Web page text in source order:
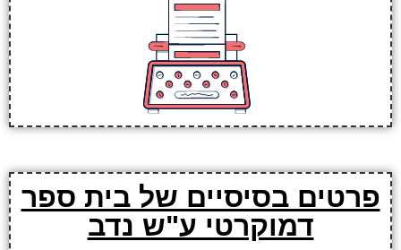
פרטים בסיסיים של בית ספר
דמוקרטי ע"ש נדב